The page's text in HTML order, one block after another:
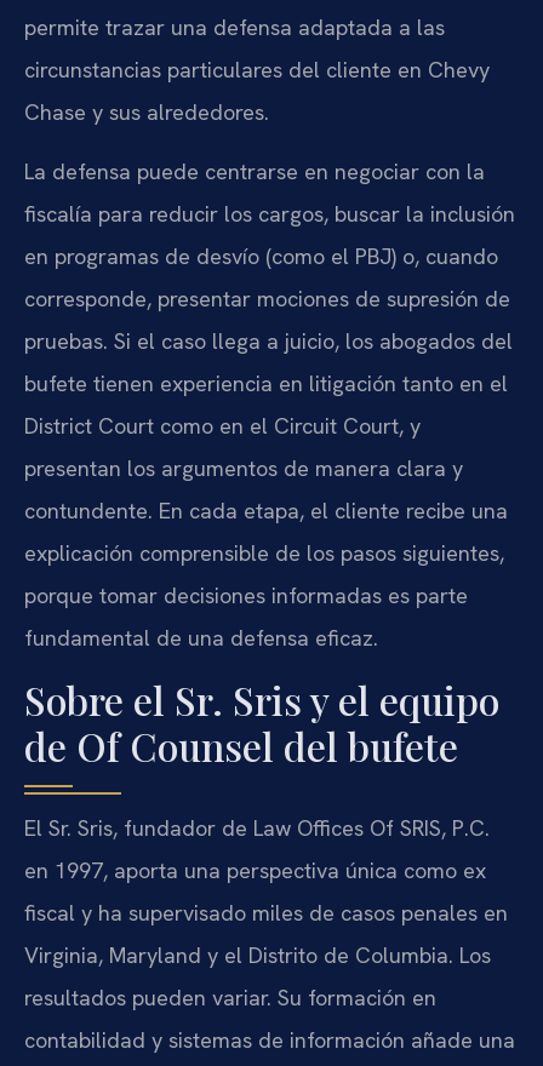
permite trazar una defensa adaptada a las
circunstancias particulares del cliente en Chevy
Chase y sus alrededores.
La defensa puede centrarse en negociar con la
fiscalía para reducir los cargos, buscar la inclusión
en programas de desvío (como el PBJ) o, cuando
corresponde, presentar mociones de supresión de
pruebas. Si el caso llega a juicio, los abogados del
bufete tienen experiencia en litigación tanto en el
District Court como en el Circuit Court, y
presentan los argumentos de manera clara y
contundente. En cada etapa, el cliente recibe una
explicación comprensible de los pasos siguientes,
porque tomar decisiones informadas es parte
fundamental de una defensa eficaz.
Sobre el Sr. Sris y el equipo
de Of Counsel del bufete
El Sr. Sris, fundador de Law Offices Of SRIS, P.C.
en 1997, aporta una perspectiva única como ex
fiscal y ha supervisado miles de casos penales en
Virginia, Maryland y el Distrito de Columbia. Los
resultados pueden variar. Su formación en
contabilidad y sistemas de información añade una